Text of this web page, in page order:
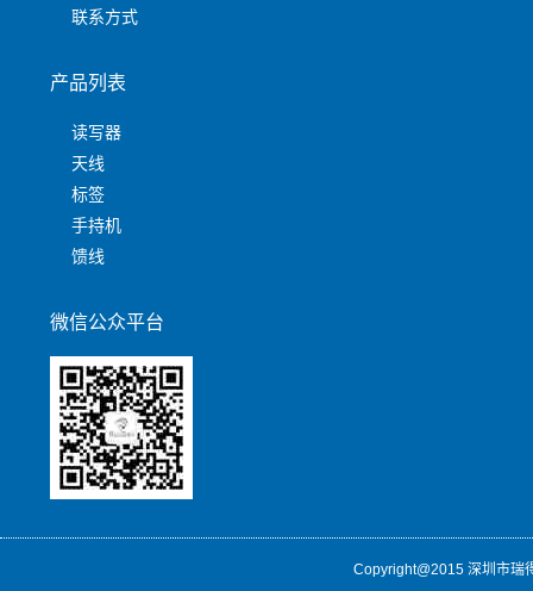
联系方式
产品列表
读写器
天线
标签
手持机
馈线
微信公众平台
Copyright@2015 深圳市瑞